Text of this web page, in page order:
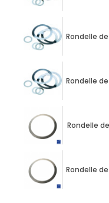
Rondelle
Rondelle
Rondelle
Rondelle